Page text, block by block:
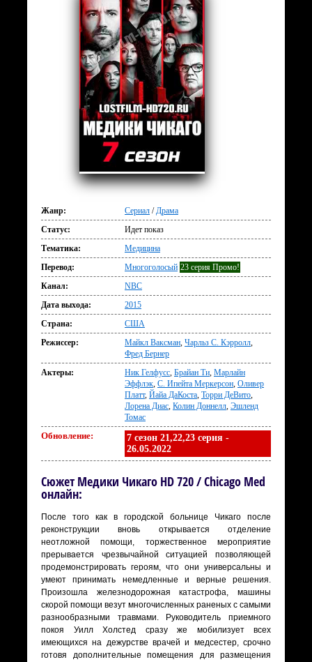
Жанр: Сериал /Драма
Статус:
Идет показ
Тематика:
Медицина
Перевод:
Многоголосый 23 серия Промо!
Канал:
NBC
Дата выхода:
2015
Страна:
США
Режиссер:
Майкл Ваксман, Чарльз С. Кэрролл,
Фред Бернер
Актеры:
Ник Гелфусс, Брайан Ти, Марлайн
Эффлэк, С. Ипейта Меркерсон, Оливер
Платт, Йайа ДаКоста, Торри ДеВито,
Лорена Диас, Колин Доннелл, Эшленд
Томас
Обновление:
7 сезон 21,22,23 серия -
26.05.2022
Сюжет Медики Чикаго HD 720 / Chicago Med
онлайн:
После того как в городской больнице Чикаго после
реконструкции вновь открывается отделение
неотложной помощи, торжественное мероприятие
прерывается чрезвычайной ситуацией позволяющей
продемонстрировать героям, что они универсальны и
умеют принимать немедленные и верные решения.
Произошла железнодорожная катастрофа, машины
скорой помощи везут многочисленных раненых с самыми
разнообразными травмами. Руководитель приемного
покоя Уилл Холстед сразу же мобилизует всех
имеющихся на дежурстве врачей и медсестер, срочно
готовя дополнительные помещения для размещения